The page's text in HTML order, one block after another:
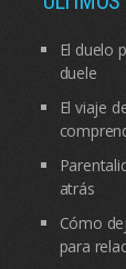
El duelo
duele
El viaje
atrás
Cómo
para